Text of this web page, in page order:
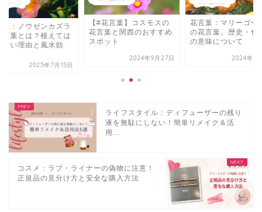
葉：ノウゼンカズラ
言葉とは？植えては
ない理由と風水効
2025年7月15日
【#花言葉】コスモスの
花言葉と関西のおすすめ
スポット
2024年9月27日
花言葉：マリーゴー
の花言葉。歴史・色
の意味について
2024年7
ライフスタイル：ディフューザーの残り
液を無駄にしない！簡単リメイク＆活
用...
コスメ：ラブ・ライナーの偽物に注意！
正規品の見分け方と安全な購入方法